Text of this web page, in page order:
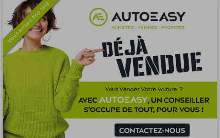
Vous arrivez trop tard